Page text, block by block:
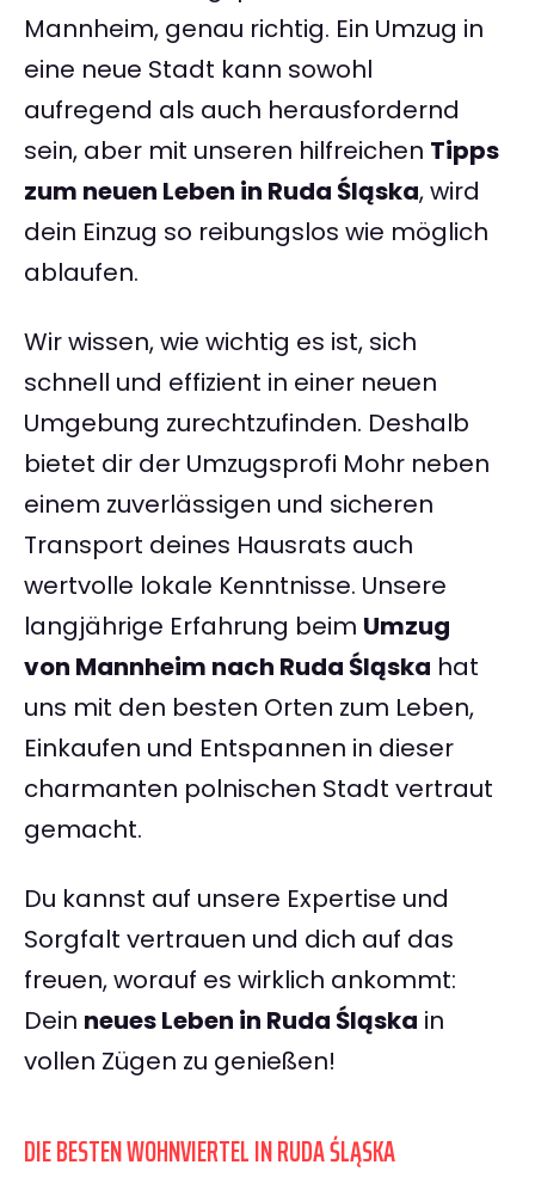
Mannheim, genau richtig. Ein Umzug in
eine neue Stadt kann sowohl
aufregend als auch herausfordernd
sein, aber mit unseren hilfreichen Tipps
zum neuen Leben in Ruda Śląska, wird
dein Einzug so reibungslos wie möglich
ablaufen.
Wir wissen, wie wichtig es ist, sich
schnell und effizient in einer neuen
Umgebung zurechtzufinden. Deshalb
bietet dir der Umzugsprofi Mohr neben
einem zuverlässigen und sicheren
Transport deines Hausrats auch
wertvolle lokale Kenntnisse. Unsere
langjährige Erfahrung beim Umzug
von Mannheim nach Ruda Śląska hat
uns mit den besten Orten zum Leben,
Einkaufen und Entspannen in dieser
charmanten polnischen Stadt vertraut
gemacht.
Du kannst auf unsere Expertise und
Sorgfalt vertrauen und dich auf das
freuen, worauf es wirklich ankommt:
Dein neues Leben in Ruda Śląska in
vollen Zügen zu genießen!
DIE BESTEN WOHNVIERTEL IN RUDA ŚLĄSKA